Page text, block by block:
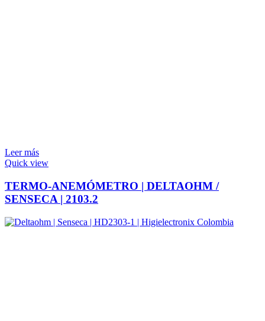
Leer más
Quick view
TERMO-ANEMÓMETRO | DELTAOHM /
SENSECA | 2103.2